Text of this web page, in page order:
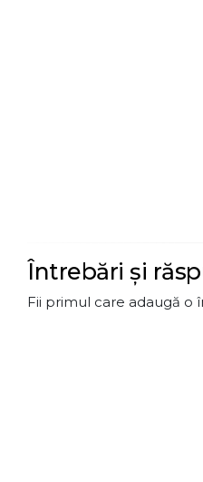
Întrebări și
Fii primul care adaugă o